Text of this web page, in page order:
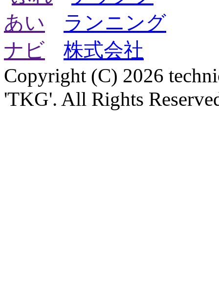
Copyright (C) 2026
'TKG'. All Rights